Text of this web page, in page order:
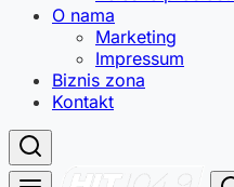
O nama
Marketing
Impressum
Biznis zona
Kontakt